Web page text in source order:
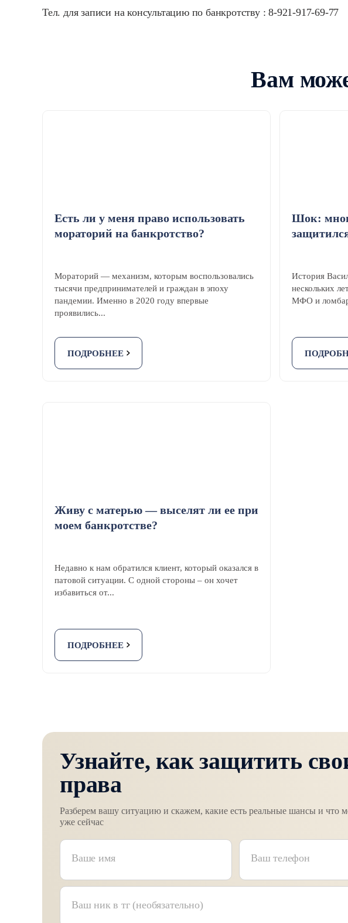
Тел. для записи на консультацию по банкротству : 8-921-917-69-77
Вам
Есть ли у меня право использовать
мораторий на банкротство?
Мораторий — механизм, которым воспользовались
тысячи предпринимателей и граждан в эпоху
пандемии. Именно в 2020 году впервые
проявились...
ПОДРОБНЕЕ
Шок:
История
нескольких
МФО и
Живу с матерью — выселят ли ее при
моем банкротстве?
Недавно к нам обратился клиент, который оказался в
патовой ситуации. С одной стороны – он хочет
избавиться от...
ПОДРОБНЕЕ
Узнайте, как защитить
права
Разберем вашу ситуацию и скажем, какие есть реальные шансы и что
уже сейчас
Ваш номер телефона
Ваше текстовое сообщение
Ваше имя Ваш телефон
Ваш ник в тг (необязательно)